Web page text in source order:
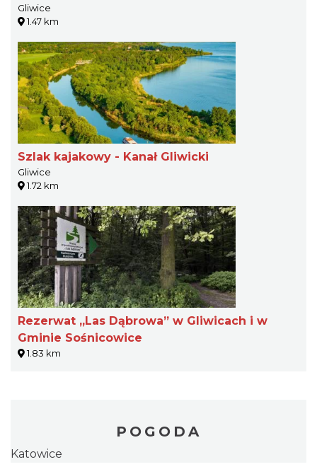
Gliwice
1.47 km
Szlak kajakowy - Kanał Gliwicki
Gliwice
1.72 km
Rezerwat „Las Dąbrowa” w Gliwicach i w
Gminie Sośnicowice
1.83 km
POGODA
Katowice